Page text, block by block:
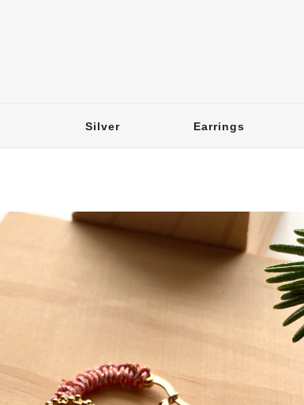
Silver Earrings